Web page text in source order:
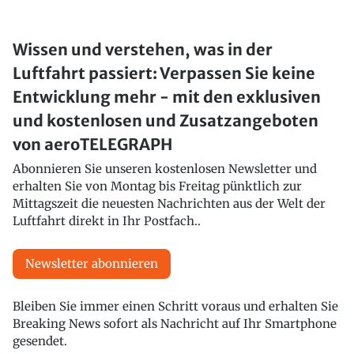
Wissen und verstehen, was in der
Luftfahrt passiert: Verpassen Sie keine
Entwicklung mehr - mit den exklusiven
und kostenlosen und Zusatzangeboten
von aeroTELEGRAPH
Abonnieren Sie unseren kostenlosen Newsletter und
erhalten Sie von Montag bis Freitag pünktlich zur
Mittagszeit die neuesten Nachrichten aus der Welt der
Luftfahrt direkt in Ihr Postfach..
Newsletter abonnieren
Bleiben Sie immer einen Schritt voraus und erhalten Sie
Breaking News sofort als Nachricht auf Ihr Smartphone
gesendet.